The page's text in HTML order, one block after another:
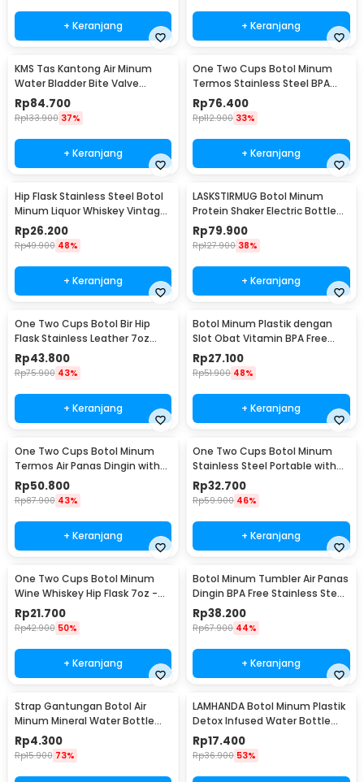
+ Keranjang + Keranjang
KMS Tas Kantong Air Minum
Water Bladder Bite Valve
Hydration Bag 3L - BL018
Rp84.700
Rp133.900 37%
+ Keranjang
One Two Cups Botol Minum
Termos Stainless Steel BPA
Free 400ml - K623
Rp76.400
Rp112.900 33%
+ Keranjang
Hip Flask Stainless Steel Botol
Minum Liquor Whiskey Vintage
7oz Jack Daniel - H-7
Rp26.200
Rp49.900 48%
+ Keranjang
LASKSTIRMUG Botol Minum
Protein Shaker Electric Bottle
BPA Free 480ml - 1505
Rp79.900
Rp127.900 38%
+ Keranjang
One Two Cups Botol Bir Hip
Flask Stainless Leather 7oz
with Shot Glass
Rp43.800
Rp75.900 43%
+ Keranjang
Botol Minum Plastik dengan
Slot Obat Vitamin BPA Free
600ml - 830
Rp27.100
Rp51.900 48%
+ Keranjang
One Two Cups Botol Minum
Termos Air Panas Dingin with
Cup Head 500ml - SUS304
Rp50.800
Rp87.900 43%
+ Keranjang
One Two Cups Botol Minum
Stainless Steel Portable with
Carabiner 750ml - GBD
Rp32.700
Rp59.900 46%
+ Keranjang
One Two Cups Botol Minum
Wine Whiskey Hip Flask 7oz -
F0212
Rp21.700
Rp42.900 50%
+ Keranjang
Botol Minum Tumbler Air Panas
Dingin BPA Free Stainless Steel
350ml - HS-6983
Rp38.200
Rp67.900 44%
+ Keranjang
Strap Gantungan Botol Air
Minum Mineral Water Bottle
Belt Hanger - 3330
Rp4.300
Rp15.900 73%
LAMHANDA Botol Minum Plastik
Detox Infused Water Bottle
BPA Free 1L - QWF236
Rp17.400
Rp36.900 53%